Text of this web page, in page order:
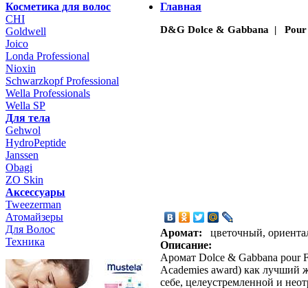
Косметика для волос
CHI
Goldwell
Joico
Londa Professional
Nioxin
Schwarzkopf Professional
Wella Professionals
Wella SP
Для тела
Gehwol
HydroPeptide
Janssen
Obagi
ZO Skin
Aксессуары
Tweezerman
Атомайзеры
Для Волос
Техника
Главная
D&G Dolce & Gabbana | Pour
Аромат:
цветочный,
Описание:
Аромат Dolce & Gabbana pour
Academies award) как лучший
себе, целеустремленной и